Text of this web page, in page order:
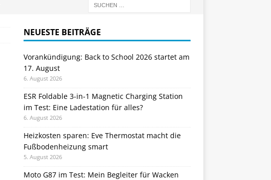
NEUESTE BEITRÄGE
Vorankündigung: Back to School 2026 startet am
17. August
6. August 2026
ESR Foldable 3-in-1 Magnetic Charging Station
im Test: Eine Ladestation für alles?
6. August 2026
Heizkosten sparen: Eve Thermostat macht die
Fußbodenheizung smart
5. August 2026
Moto G87 im Test: Mein Begleiter für Wacken